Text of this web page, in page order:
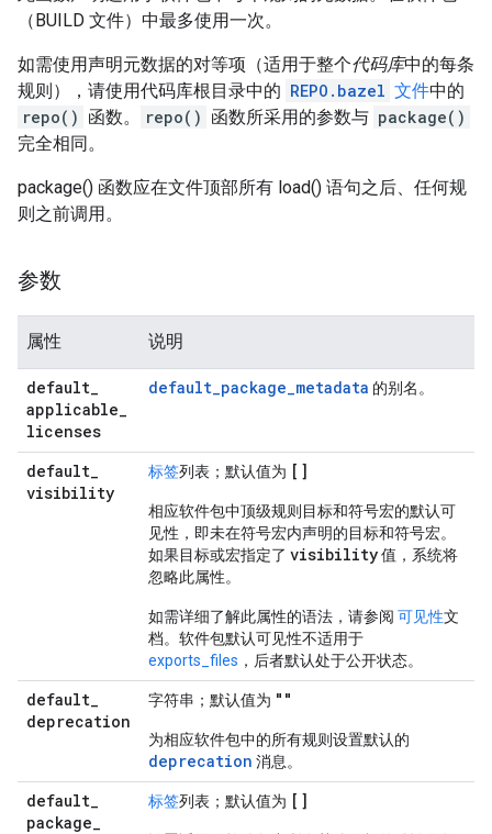
（BUILD 文件）中最多使用一次。
如需使用声明元数据的对等项（适用于整个代码库中的每条
规则），请使用代码库根目录中的 REPO.bazel 文件中的
repo() 函数。 repo() 函数所采用的参数与 package()
完全相同。
package() 函数应在文件顶部所有 load() 语句之后、任何规
则之前调用。
参数
属性 说明
default_
applicable_
licenses
default_package_metadata 的别名。
default_
visibility
标签列表；默认值为 []
相应软件包中顶级规则目标和符号宏的默认可
见性，即未在符号宏内声明的目标和符号宏。
如果目标或宏指定了 visibility值，系统将
忽略此属性。
如需详细了解此属性的语法，请参阅 可见性文
档。软件包默认可见性不适用于
exports_files ，后者默认处于公开状态。
default_
deprecation
字符串；默认值为 ""
为相应软件包中的所有规则设置默认的
deprecation 消息。
default_
package_
标签列表；默认值为 []